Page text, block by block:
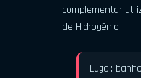
complementar
de Hidrogênio.
Lugol: